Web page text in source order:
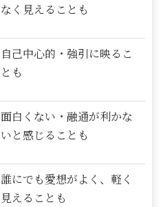
なく見えることも
自己中心的・強引に映るこ
とも
面白くない・融通が利かな
いと感じることも
誰にでも愛想がよく、軽く
見えることも